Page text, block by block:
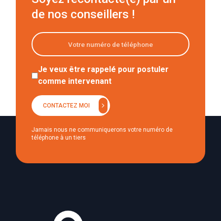
de nos conseillers !
Je veux être rappelé pour postuler
comme intervenant
CONTACTEZ MOI chevron_right
Jamais nous ne communiquerons votre numéro de
téléphone à un tiers